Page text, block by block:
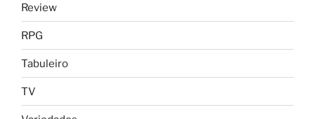
Review
RPG
Tabuleiro
TV